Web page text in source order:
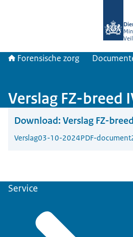
Forensische zorg
Verslag FZ-breed
Download: Verslag FZ-
Verslag03-10-2024PDF-document
Service